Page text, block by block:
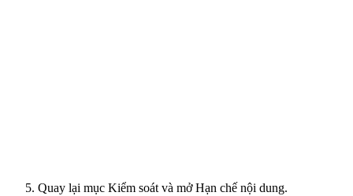
Quay lại mục Kiểm soát và mở Hạn chế nội dung.